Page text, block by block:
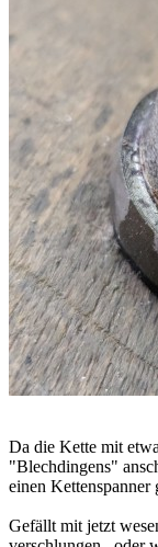
Da die Kette mit
"Blechdingens"
einen Kettenspanner
Gefällt mit jetzt